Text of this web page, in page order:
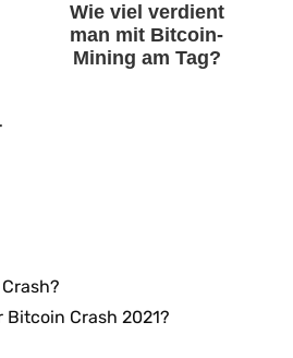
Wie viel verdient
man mit Bitcoin-
Mining am Tag?
Bitcoin Crash 2021?